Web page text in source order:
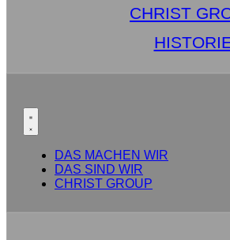
CHRIST
DAS MACHEN WIR
DAS SIND WIR
CHRIST GROUP